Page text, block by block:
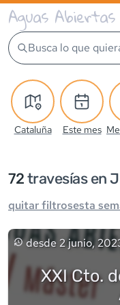
Aguas
Busca lo que
Cataluña Este mes
72 travesías en
quitar filtrosesta
desde2 junio,
XXI Cto.